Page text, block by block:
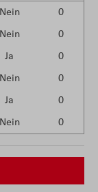
Nein
0
Nein
0
Ja
0
Nein
0
Ja
0
Nein 0